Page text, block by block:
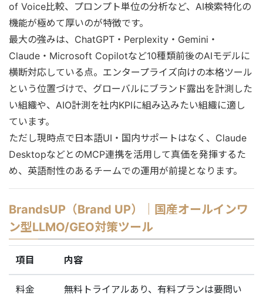
of Voice比較、プロンプト単位の分析など、AI検索特化の
機能が極めて厚いのが特徴です。
最大の強みは、ChatGPT・Perplexity・Gemini・
Claude・Microsoft Copilotなど10種類前後のAIモデルに
横断対応している点。エンタープライズ向けの本格ツール
という位置づけで、グローバルにブランド露出を計測した
い組織や、AIO計測を社内KPIに組み込みたい組織に適し
ています。
ただし現時点で日本語UI・国内サポートはなく、Claude
DesktopなどとのMCP連携を活用して真価を発揮するた
め、英語耐性のあるチームでの運用が前提となります。
BrandsUP（Brand UP）｜国産オールインワ
ン型LLMO/GEO対策ツール
項目 内容
料金
無料トライアルあり、有料プランは要問い